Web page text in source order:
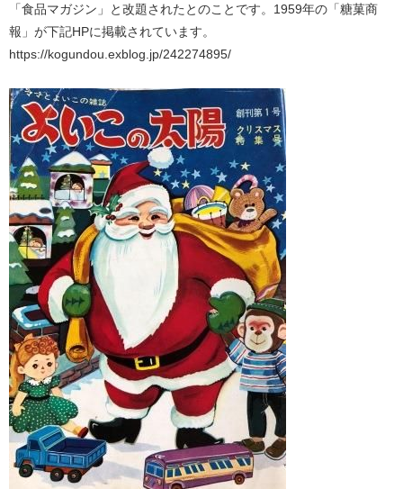
「食品マガジン」と改題されたとのことです。1959年の「糖菓商
報」が下記HPに掲載されています。
https://kogundou.exblog.jp/242274895/